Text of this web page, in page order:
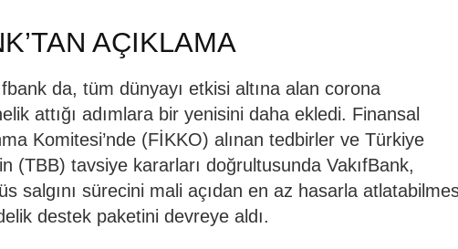
AÇIKLAMA
da, tüm dünyayı etkisi altına alan corona
attığı adımlara bir yenisini daha ekledi. Finansal
Komitesi’nde (FİKKO) alınan tedbirler ve Türkiye
(TBB) tavsiye kararları doğrultusunda VakıfBank,
salgını sürecini mali açıdan en az hasarla
destek paketini devreye aldı.